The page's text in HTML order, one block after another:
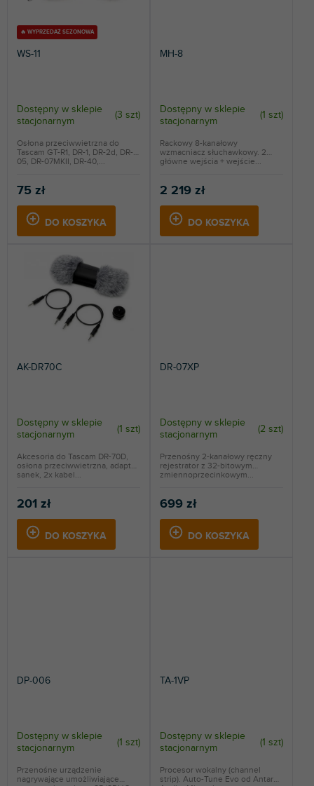
🔥 WYPRZEDAŻ SEZONOWA
WS-11
Dostępny w sklepie
stacjonarnym
(3 szt)
75 zł
DO KOSZYKA
Osłona przeciwwietrzna do
Tascam GT-R1, DR-1, DR-2d, DR-
05, DR-07MKII, DR-40,...
MH-8
Dostępny w sklepie
stacjonarnym
(1 szt)
2 219 zł
DO KOSZYKA
Rackowy 8-kanałowy
wzmacniacz słuchawkowy. 2
główne wejścia + wejście...
AK-DR70C
Dostępny w sklepie
stacjonarnym
(1 szt)
201 zł
DO KOSZYKA
Akcesoria do Tascam DR-70D,
osłona przeciwwietrzna, adapter
sanek, 2x kabel...
DR-07XP
Dostępny w sklepie
stacjonarnym
(2 szt)
699 zł
DO KOSZYKA
Przenośny 2-kanałowy ręczny
rejestrator z 32-bitowym
zmiennoprzecinkowym...
DP-006
Dostępny w sklepie
stacjonarnym
(1 szt)
Przenośne urządzenie
nagrywające umożliwiające
TA-1VP
Dostępny w sklepie
stacjonarnym
(1 szt)
Procesor wokalny (channel
strip). Auto-Tune Evo od Antares